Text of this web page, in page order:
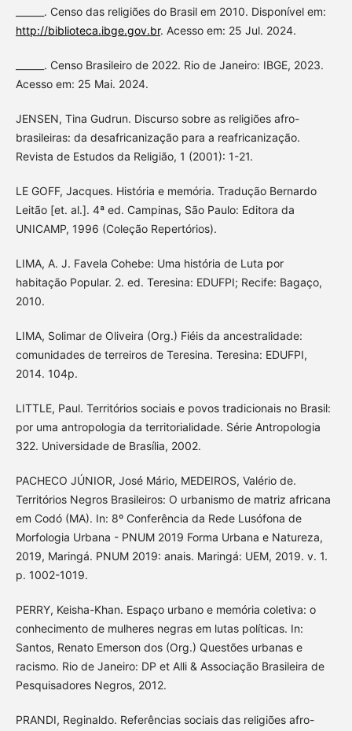
______. Censo das religiões do Brasil em 2010. Disponível em:
http://biblioteca.ibge.gov.br. Acesso em: 25 Jul. 2024.
______. Censo Brasileiro de 2022. Rio de Janeiro: IBGE, 2023.
Acesso em: 25 Mai. 2024.
JENSEN, Tina Gudrun. Discurso sobre as religiões afro-
brasileiras: da desafricanização para a reafricanização.
Revista de Estudos da Religião, 1 (2001): 1-21.
LE GOFF, Jacques. História e memória. Tradução Bernardo
Leitão [et. al.]. 4ª ed. Campinas, São Paulo: Editora da
UNICAMP, 1996 (Coleção Repertórios).
LIMA, A. J. Favela Cohebe: Uma história de Luta por
habitação Popular. 2. ed. Teresina: EDUFPI; Recife: Bagaço,
2010.
LIMA, Solimar de Oliveira (Org.) Fiéis da ancestralidade:
comunidades de terreiros de Teresina. Teresina: EDUFPI,
2014. 104p.
LITTLE, Paul. Territórios sociais e povos tradicionais no Brasil:
por uma antropologia da territorialidade. Série Antropologia
322. Universidade de Brasília, 2002.
PACHECO JÚNIOR, José Mário, MEDEIROS, Valério de.
Territórios Negros Brasileiros: O urbanismo de matriz africana
em Codó (MA). In: 8º Conferência da Rede Lusófona de
Morfologia Urbana - PNUM 2019 Forma Urbana e Natureza,
2019, Maringá. PNUM 2019: anais. Maringá: UEM, 2019. v. 1.
p. 1002-1019.
PERRY, Keisha-Khan. Espaço urbano e memória coletiva: o
conhecimento de mulheres negras em lutas políticas. In:
Santos, Renato Emerson dos (Org.) Questões urbanas e
racismo. Rio de Janeiro: DP et Alli & Associação Brasileira de
Pesquisadores Negros, 2012.
PRANDI, Reginaldo. Referências sociais das religiões afro-